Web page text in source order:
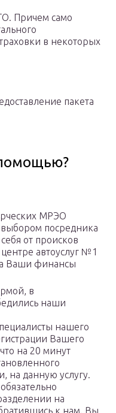
Причем само
в некоторых
пакета
МРЭО
посредника
от происков
автоуслуг №1
Ваши финансы
в
наши
нашего
Вашего
на 20 минут
на данную услугу.
на
к нам, Вы